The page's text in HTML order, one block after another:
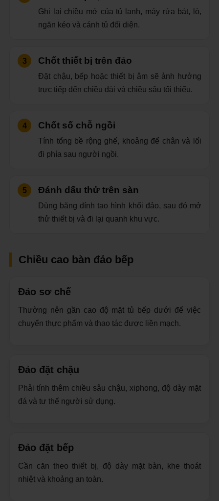
Ghi lại chiều mở của tủ lạnh, máy rửa bát, lò,
ngăn kéo và cánh tủ đối diện.
Chốt thiết bị trên đảo
Đặt chậu, bếp hoặc thiết bị âm sẽ ảnh hưởng
trực tiếp đến chiều dài và chiều sâu tối thiểu.
Chốt số chỗ ngồi
Tính tổng bề rộng ghế, khoảng để chân và lối
đi phía sau người ngồi.
Đánh dấu thử trên sàn
Dùng băng dính tạo hình khối đảo, sau đó mở
thử thiết bị và đi lại quanh khu vực.
Chiều cao bàn đảo bếp
Đảo sơ chế
Thường nên gần cao độ mặt tủ bếp dưới để việc
chuyển thực phẩm và thao tác được liền mạch.
Đảo đặt chậu
Phải tính thêm chiều sâu chậu, xiphong, độ dày mặt
đá và tư thế người sử dụng.
Đảo đặt bếp
Cần căn theo thiết bị, độ dày mặt bàn, khe thoát
nhiệt và khoảng an toàn.